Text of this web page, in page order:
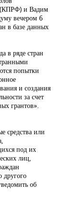
(КПРФ) и Вадим
вечером 6
в базе данных
в ряде стран
попытки
и создания
за счет
грантов».
средства или
под их
лиц,
другого
об